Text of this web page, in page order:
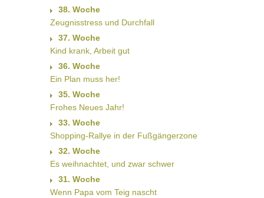
38. Woche
Zeugnisstress und Durchfall
37. Woche
Kind krank, Arbeit gut
36. Woche
Ein Plan muss her!
35. Woche
Frohes Neues Jahr!
33. Woche
Shopping-Rallye in der Fußgängerzone
32. Woche
Es weihnachtet, und zwar schwer
31. Woche
Wenn Papa vom Teig nascht